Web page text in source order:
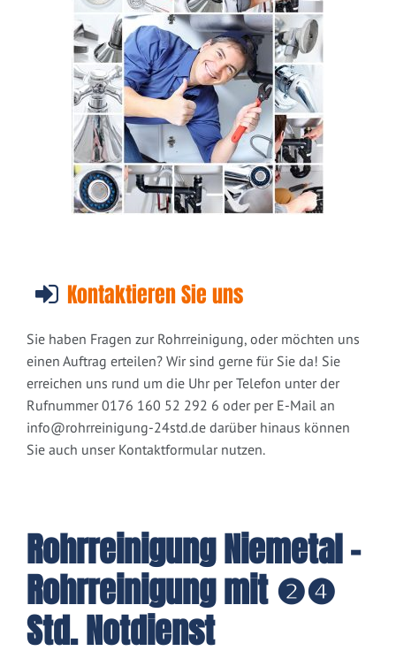
Kontaktieren Sie uns
Sie haben Fragen zur Rohrreinigung, oder möchten uns
einen Auftrag erteilen? Wir sind gerne für Sie da! Sie
erreichen uns rund um die Uhr per Telefon unter der
Rufnummer 0176 160 52 292 6 oder per E-Mail an
info@rohrreinigung-24std.de darüber hinaus können
Sie auch unser Kontaktformular nutzen.
Rohrreinigung Niemetal -
Rohrreinigung mit ❷❹
Std. Notdienst